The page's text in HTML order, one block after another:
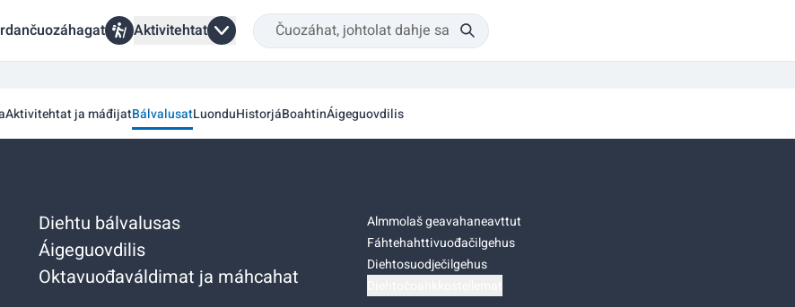
Aktivitehtat
Aktivitehtat ja máđijatBálvalusatLuonduHistorjáBoahtinÁigeguovdilis
Diehtu bálvalusas
Áigeguovdilis
Oktavuođaváldimat ja máhcahat
Almmolaš geavahaneavttut
Fáhtehahttivuođačilgehus
Diehtosuodječilgehus